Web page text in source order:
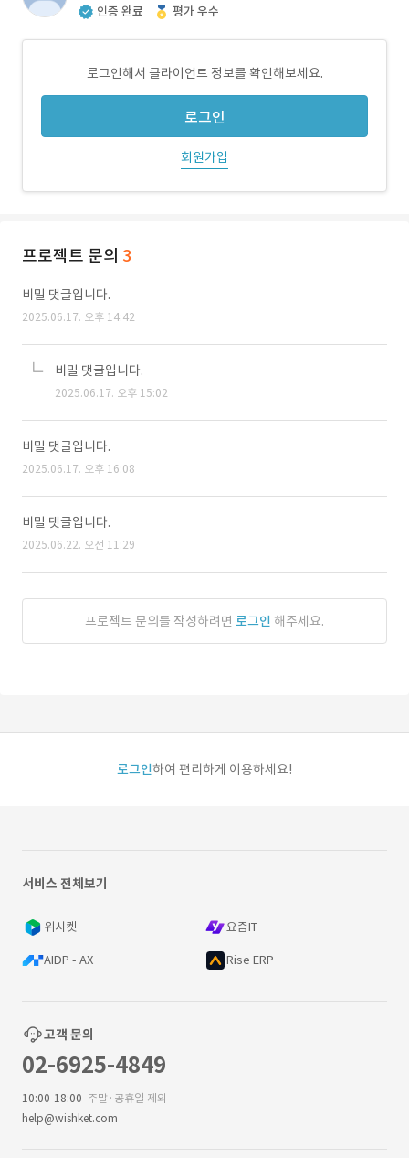
인증 완료 평가 우수
로그인해서 클라이언트 정보를 확인해보세요.
로그인
회원가입
프로젝트 문의 3
비밀 댓글입니다.
2025.06.17. 오후 14:42
비밀 댓글입니다.
2025.06.17. 오후 15:02
비밀 댓글입니다.
2025.06.17. 오후 16:08
비밀 댓글입니다.
2025.06.22. 오전 11:29
프로젝트 문의를 작성하려면 로그인 해주세요.
로그인하여 편리하게 이용하세요!
서비스 전체보기
위시켓 요즘IT
AIDP - AX Rise ERP
고객 문의
02-6925-4849
10:00-18:00 주말·공휴일 제외
help@wishket.com